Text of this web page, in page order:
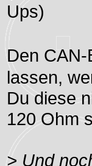
Ups)
Den
lassen,
Du diese
120 Ohm
> Und